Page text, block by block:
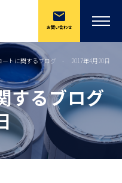
お問い合わせ
ートに関するブログ 2017年4月20日
するブログ